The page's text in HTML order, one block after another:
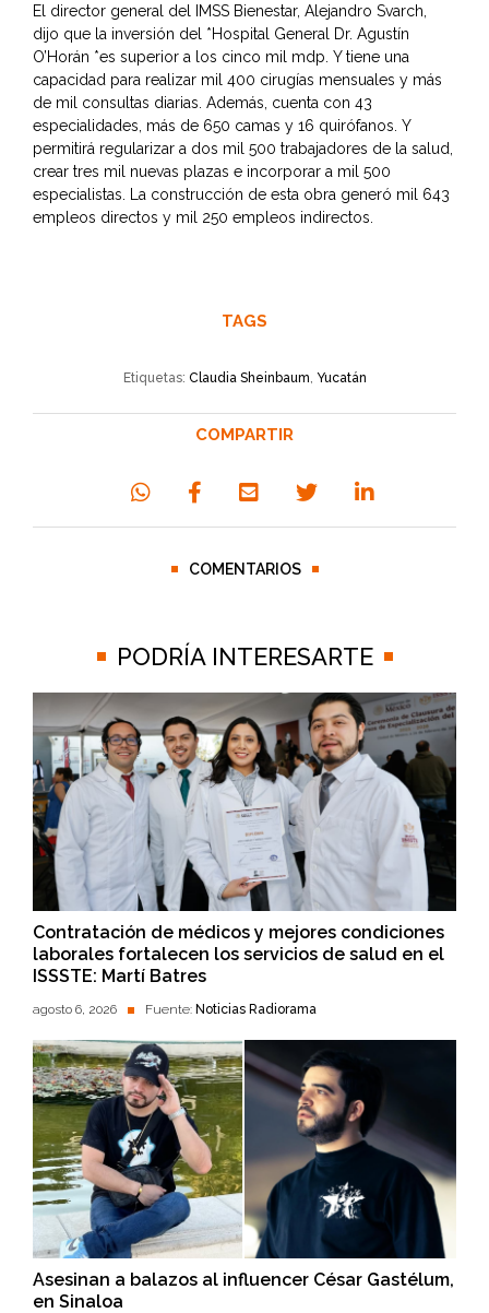
El director general del IMSS Bienestar, Alejandro Svarch,
dijo que la inversión del *Hospital General Dr. Agustín
O’Horán *es superior a los cinco mil mdp. Y tiene una
capacidad para realizar mil 400 cirugías mensuales y más
de mil consultas diarias. Además, cuenta con 43
especialidades, más de 650 camas y 16 quirófanos. Y
permitirá regularizar a dos mil 500 trabajadores de la salud,
crear tres mil nuevas plazas e incorporar a mil 500
especialistas. La construcción de esta obra generó mil 643
empleos directos y mil 250 empleos indirectos.
TAGS
Etiquetas: Claudia Sheinbaum, Yucatán
COMPARTIR
COMENTARIOS
PODRÍA INTERESARTE
Contratación de médicos y mejores condiciones
laborales fortalecen los servicios de salud en el
ISSSTE: Martí Batres
agosto 6, 2026 Fuente: Noticias Radiorama
Asesinan a balazos al influencer César Gastélum,
en Sinaloa